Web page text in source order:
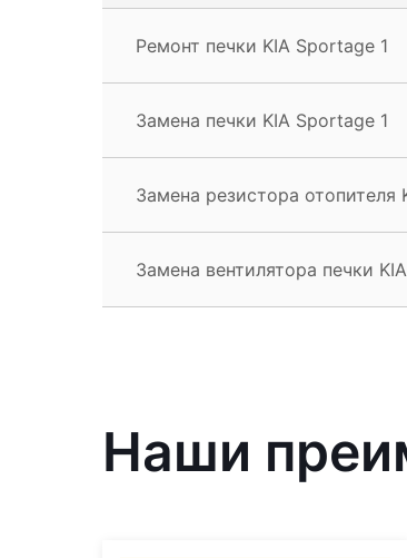
Ремонт печки KIA Sportage 1
Замена печки KIA Sportage 1
Замена резистора отопителя
Замена вентилятора печки
Наши